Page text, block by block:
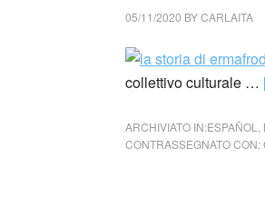
05/11/2020 BYCARLAITA
collettivo culturale …
ARCHIVIATO IN:ESPAÑOL
CONTRASSEGNATO CON: